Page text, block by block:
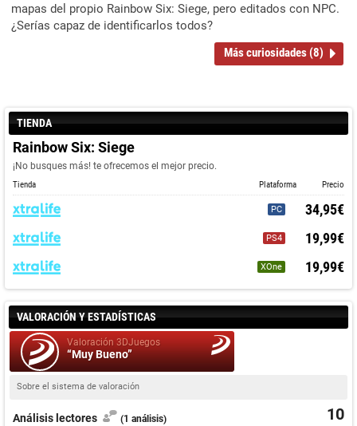
mapas del propio Rainbow Six: Siege, pero editados con NPC.
¿Serías capaz de identificarlos todos?
Más curiosidades (8)
TIENDA
Rainbow Six: Siege
¡No busques más! te ofrecemos el mejor precio.
Tienda Plataforma Precio
PC 34,95€
PS4 19,99€
XOne 19,99€
VALORACIÓN Y ESTADÍSTICAS
Valoración 3DJuegos
“Muy Bueno”
Sobre el sistema de valoración
10
Análisis lectores (1 análisis)